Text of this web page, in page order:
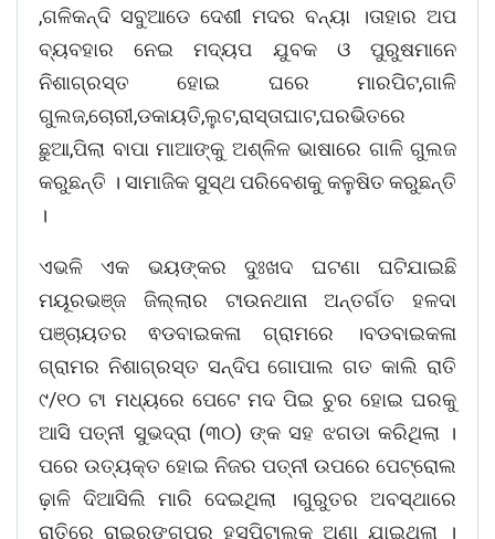
,ଗଳିକନ୍ଦି ସବୁଆଡେ ଦେଶୀ ମଦର ବନ୍ୟା ।ତାହାର ଅପ
ବ୍ୟବହାର ନେଇ ମଦ୍ୟପ ଯୁବକ ଓ ପୁରୁଷମାନେ
ନିଶାଗ୍ରସ୍ତ ହୋଇ ଘରେ ମାରପିଟ,ଗାଳି
ଗୁଲଜ,ଚୋରୀ,ଡକାୟତି,ଲୁଟ,ରାସ୍ତାଘାଟ,ଘରଭିତରେ
ଛୁଆ,ପିଲା ବାପା ମାଆଙ୍କୁ ଅଶ୍ଳିଳ ଭାଷାରେ ଗାଳି ଗୁଲଜ
କରୁଛନ୍ତି । ସାମାଜିକ ସୁସ୍ଥ ପରିବେଶକୁ କଳୁଷିତ କରୁଛନ୍ତି
।
ଏଭଳି ଏକ ଭୟଙ୍କର ଦୁଃଖଦ ଘଟଣା ଘଟିଯାଇଛି
ମୟୂରଭଞ୍ଜ ଜିଲ୍ଲାର ଟାଉନଥାନା ଅନ୍ତର୍ଗତ ହଳଦା
ପଞ୍ଚାୟତର ଵଡବାଇକଳା ଗ୍ରାମରେ ।ବଡବାଇକଳା
ଗ୍ରାମର ନିଶାଗ୍ରସ୍ତ ସନ୍ଦିପ ଗୋପାଲ ଗତ କାଲି ରାତି
୯/୧୦ ଟା ମଧ୍ୟରେ ପେଟେ ମଦ ପିଇ ଚୁର ହୋଇ ଘରକୁ
ଆସି ପତ୍ନୀ ସୁଭଦ୍ରା (୩୦) ଙ୍କ ସହ ଝଗଡା କରିଥିଲା ।
ପରେ ଉତ୍ୟକ୍ତ ହୋଇ ନିଜର ପତ୍ନୀ ଉପରେ ପେଟ୍ରୋଲ
ଢ଼ାଳି ଦିଆସିଲି ମାରି ଦେଇଥିଲା ।ଗୁରୁତର ଅବସ୍ଥାରେ
ରାତିରେ ରାଇରଙ୍ଗପୁର ହସ୍ପିଟାଲକୁ ଅଣା ଯାଇଥିଲା ।